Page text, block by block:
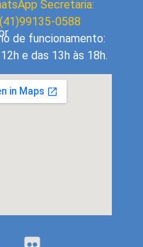
Secretaria:
(41)99135-0588
de funcionamento:
e das 13h às 18h.